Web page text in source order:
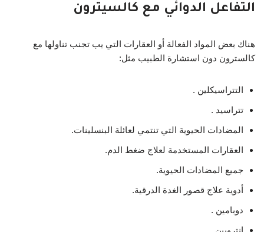
التفاعل الدوائي مع كالسيترون
هناك بعض المواد الفعالة أو العقارات التي يب تجنب تناولها مع
كالسترون دون استشارة الطبيب مثل:
التتراسيكلين .
تتراسيد .
المضادات الحيوية التي تنتمي لعائلة البنسلينات.
العقارات المستخدمة لعلاج ضغط الدم.
جميع المضادات الحيوية.
أدوية علاج قصور الغدة الدرقية.
دوبامين .